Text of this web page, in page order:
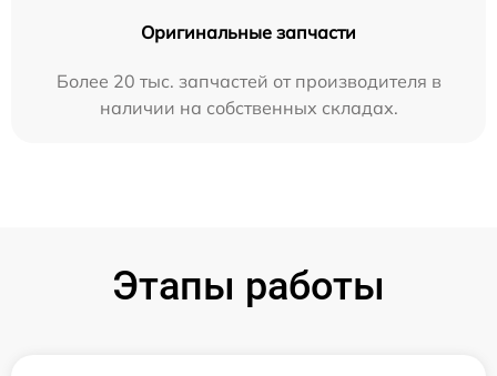
Оригинальные запчасти
Более 20 тыс. запчастей от производителя в
наличии на собственных складах.
Этапы работы